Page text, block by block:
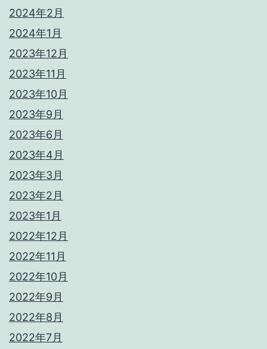
2024年2月
2024年1月
2023年12月
2023年11月
2023年10月
2023年9月
2023年6月
2023年4月
2023年3月
2023年2月
2023年1月
2022年12月
2022年11月
2022年10月
2022年9月
2022年8月
2022年7月